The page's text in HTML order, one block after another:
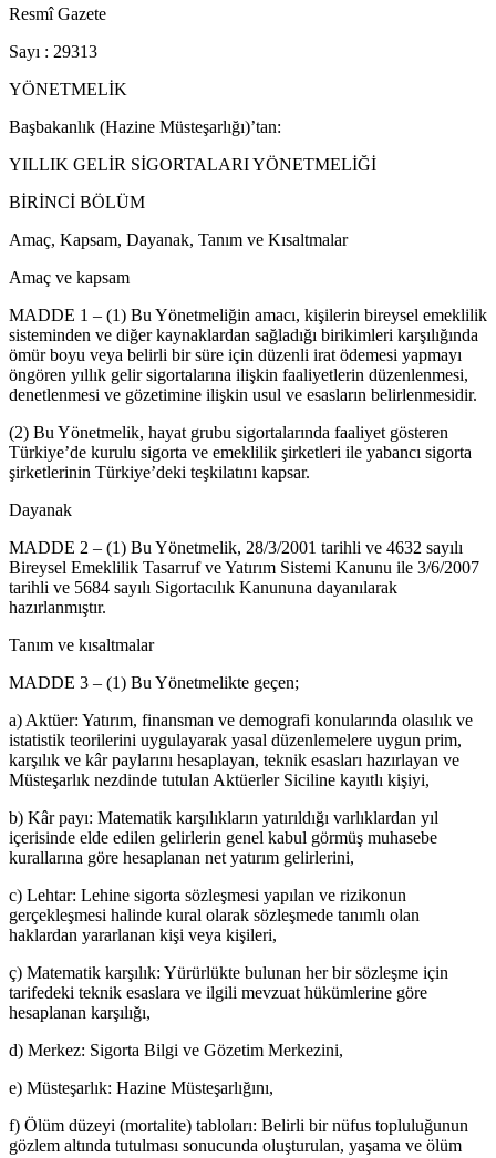
Resmî Gazete
Sayı : 29313
YÖNETMELİK
Başbakanlık (Hazine Müsteşarlığı)’tan:
YILLIK GELİR SİGORTALARI YÖNETMELİĞİ
BİRİNCİ BÖLÜM
Amaç, Kapsam, Dayanak, Tanım ve Kısaltmalar
Amaç ve kapsam
MADDE 1 – (1) Bu Yönetmeliğin amacı, kişilerin bireysel emeklilik
sisteminden ve diğer kaynaklardan sağladığı birikimleri karşılığında
ömür boyu veya belirli bir süre için düzenli irat ödemesi yapmayı
öngören yıllık gelir sigortalarına ilişkin faaliyetlerin düzenlenmesi,
denetlenmesi ve gözetimine ilişkin usul ve esasların belirlenmesidir.
(2) Bu Yönetmelik, hayat grubu sigortalarında faaliyet gösteren
Türkiye’de kurulu sigorta ve emeklilik şirketleri ile yabancı sigorta
şirketlerinin Türkiye’deki teşkilatını kapsar.
Dayanak
MADDE 2 – (1) Bu Yönetmelik, 28/3/2001 tarihli ve 4632 sayılı
Bireysel Emeklilik Tasarruf ve Yatırım Sistemi Kanunu ile 3/6/2007
tarihli ve 5684 sayılı Sigortacılık Kanununa dayanılarak
hazırlanmıştır.
Tanım ve kısaltmalar
MADDE 3 – (1) Bu Yönetmelikte geçen;
a) Aktüer: Yatırım, finansman ve demografi konularında olasılık ve
istatistik teorilerini uygulayarak yasal düzenlemelere uygun prim,
karşılık ve kâr paylarını hesaplayan, teknik esasları hazırlayan ve
Müsteşarlık nezdinde tutulan Aktüerler Siciline kayıtlı kişiyi,
b) Kâr payı: Matematik karşılıkların yatırıldığı varlıklardan yıl
içerisinde elde edilen gelirlerin genel kabul görmüş muhasebe
kurallarına göre hesaplanan net yatırım gelirlerini,
c) Lehtar: Lehine sigorta sözleşmesi yapılan ve rizikonun
gerçekleşmesi halinde kural olarak sözleşmede tanımlı olan
haklardan yararlanan kişi veya kişileri,
ç) Matematik karşılık: Yürürlükte bulunan her bir sözleşme için
tarifedeki teknik esaslara ve ilgili mevzuat hükümlerine göre
hesaplanan karşılığı,
d) Merkez: Sigorta Bilgi ve Gözetim Merkezini,
e) Müsteşarlık: Hazine Müsteşarlığını,
f) Ölüm düzeyi (mortalite) tabloları: Belirli bir nüfus topluluğunun
gözlem altında tutulması sonucunda oluşturulan, yaşama ve ölüm